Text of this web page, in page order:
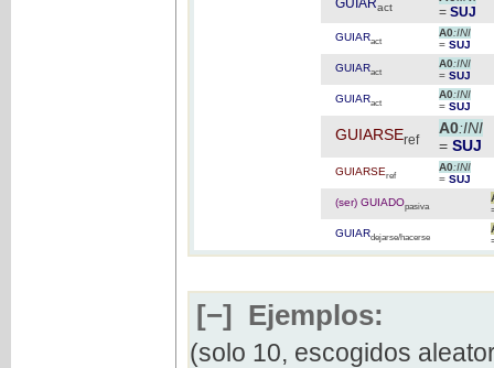
act
= SUJ
GUIARact
A0:INI
= SUJ
GUIARact
A0:INI
= SUJ
GUIARact
A0:INI
= SUJ
GUIARSEref
A0:INI
= SUJ
GUIARSEref
A0:INI
= SUJ
(ser) GUIADOpasiva
GUIARdejarse/hacerse
[−] Ejemplos:
(solo 10, escogidos